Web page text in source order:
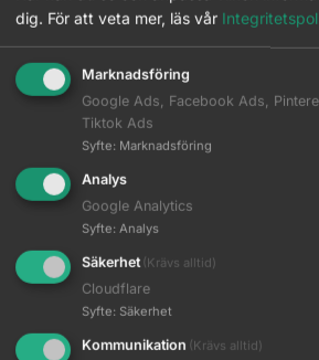
Matchande Produkter
Beskrivning
Ytterligare information
BlondMe Deep Toning
DEEPCHESNUT 60 ml
Logga in
BlondMe Deep Toning GRANITE
dig. För att veta mer, läs vår
Marknadsföring
Google Ads, Facebook Ads,
Tiktok Ads
Syfte: Marknadsföring
Analys
Google Analytics
Syfte: Analys
Säkerhet (Krävs alltid)
Cloudflare
Syfte: Säkerhet
Kommunikation (Krävs alltid)